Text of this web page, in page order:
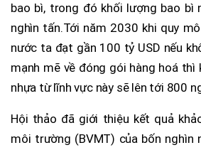
bao bì, trong đó khối lượng bao bì
nghìn tấn.Tới năm 2030 khi quy
nước ta đạt gần 100 tỷ USD nếu
mạnh mẽ về đóng gói hàng hoá
nhựa từ lĩnh vực này sẽ lên tới 800
Hội thảo đã giới thiệu kết quả
môi trường (BVMT) của bốn nghìn